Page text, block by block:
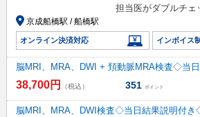
担当医がダブルチェ
京成船橋駅 / 船橋駅
オンライン決済対応 インボイス
脳MRI、MRA、DWI + 頚動脈MRA検査◇当
38,700円 （税込） 351 ポイント
脳MRI、MRA、DWI検査◇当日結果説明付